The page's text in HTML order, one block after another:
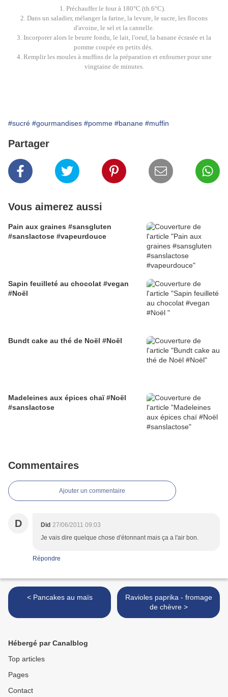
1. Préchauffer le four à 180°C (th.6°C).
2. Dans un saladier, mélanger la farine, la levure, le sucre, les flocons
d'avoine, le sel et la cannelle.
3. Incorporer alors le beurre fondu, le lait, l'oeuf, la banane écrasée et la
pomme coupée en petits dés.
4. Remplir les moules à muffins de la préparation et enfourner pour une
vingtaine de minutes.
#sucré #gourmandises #pomme #banane #muffin
Partager
Vous aimerez aussi
Pain aux graines #sansgluten
#sanslactose #vapeurdouce
Sapin feuilleté au chocolat #vegan
#Noël
Bundt cake au thé de Noël #Noël
Madeleines aux épices chaï #Noël
#sanslactose
Commentaires
Ajouter un commentaire
D Did 27/06/2011 09:03
Je vais dire quelque chose d'étonnant mais ça a l'air bon.
Répondre
< Pancakes au maïs
Ravioles paprika - fromage
de chèvre >
Hébergé par Canalblog
Top articles
Pages
Contact